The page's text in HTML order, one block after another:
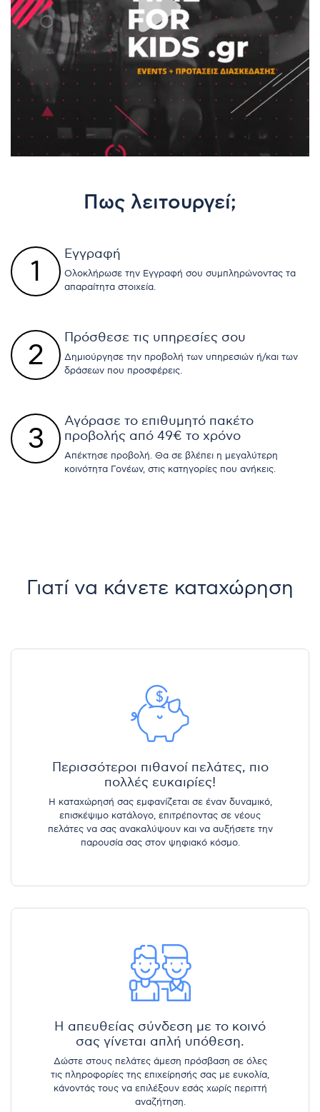
Πως λειτουργεί;
1
Εγγραφή
Ολοκλήρωσε την Εγγραφή σου συμπληρώνοντας τα
απαραίτητα στοιχεία.
2
Πρόσθεσε τις υπηρεσίες σου
Δημιούργησε την προβολή των υπηρεσιών ή/και των
δράσεων που προσφέρεις.
3
Αγόρασε το επιθυμητό πακέτο
προβολής από 49€ το χρόνο
Απέκτησε προβολή. Θα σε βλέπει η μεγαλύτερη
κοινότητα Γονέων, στις κατηγορίες που ανήκεις.
Γιατί να κάνετε καταχώρηση
Περισσότεροι πιθανοί πελάτες, πιο
πολλές ευκαιρίες!
Η καταχώρησή σας εμφανίζεται σε έναν δυναμικό,
επισκέψιμο κατάλογο, επιτρέποντας σε νέους
πελάτες να σας ανακαλύψουν και να αυξήσετε την
παρουσία σας στον ψηφιακό κόσμο.
Η απευθείας σύνδεση με το κοινό
σας γίνεται απλή υπόθεση.
Δώστε στους πελάτες άμεση πρόσβαση σε όλες
τις πληροφορίες της επιχείρησής σας με ευκολία,
κάνοντάς τους να επιλέξουν εσάς χωρίς περιττή
αναζήτηση.